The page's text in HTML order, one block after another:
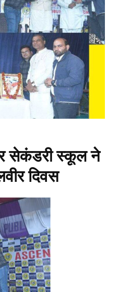
सेकंडरी स्कूल ने
दिवस